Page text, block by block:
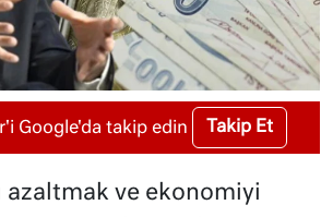
Google'da takip edin Takip Et
azaltmak ve ekonomiyi